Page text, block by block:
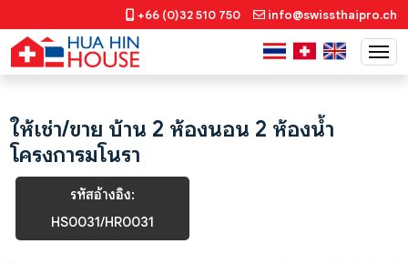
+66 (0)32 510 750 info@swissthaipro.ch
ให้เช่า/ขาย บ้าน 2 ห้องนอน 2 ห้องน้ำ
โครงการมโนรา
รหัสอ้างอิง:
HS0031/HR0031